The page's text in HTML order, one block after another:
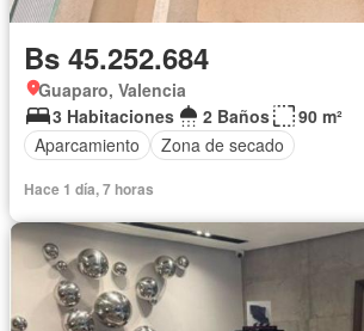
Bs 45.252.684
Guaparo, Valencia
3 Habitaciones
2 Baños
90 m²
Aparcamiento
Zona de secado
Hace 1 día, 7 horas